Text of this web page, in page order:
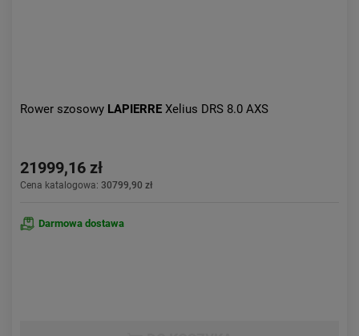
Rower szosowy LAPIERRE Xelius DRS 8.0 AXS
21999,16 zł
Cena katalogowa: 30799,90 zł
Darmowa dostawa